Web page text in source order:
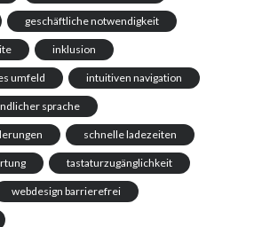
geschäftliche notwendigkeit
inklusion
umfeld intuitiven navigation
sprache
schnelle ladezeiten
tastaturzugänglichkeit
webdesign barrierefrei